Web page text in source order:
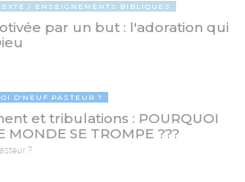
ENSEIGNEMENTS BIBLIQUES
par un but : l'adoration qui
D'NEUF PASTEUR ?
et tribulations : POURQUOI
MONDE SE TROMPE ???
?